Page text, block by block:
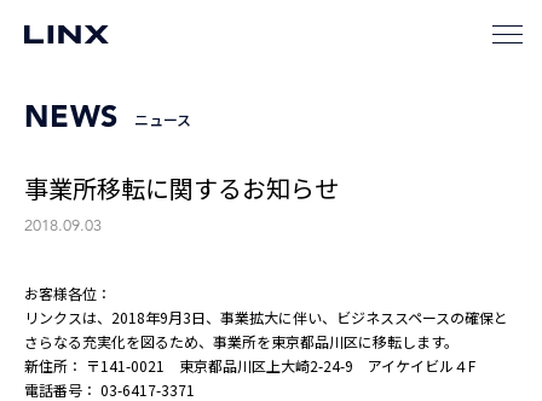
NEWS ニュース
事業所移転に関するお知らせ
2018.09.03
お客様各位：
リンクスは、2018年9月3日、事業拡大に伴い、ビジネススペースの確保と
さらなる充実化を図るため、事業所を東京都品川区に移転します。
新住所： 〒141-0021 東京都品川区上大崎2-24-9 アイケイビル４F
電話番号： 03-6417-3371